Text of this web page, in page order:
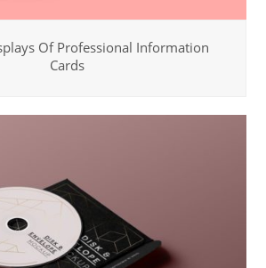
Of Professional Information
Cards